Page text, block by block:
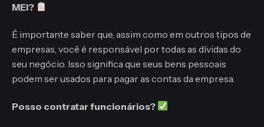
MEI?
É importante saber que, assim como em outros tipos de
empresas, você é responsável por todas as dívidas do
seu negócio. Isso significa que seus bens pessoais
podem ser usados para pagar as contas da empresa.
Posso contratar funcionários?